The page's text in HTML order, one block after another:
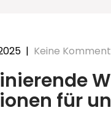
| Keine
für